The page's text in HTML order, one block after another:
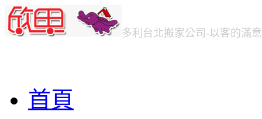
多利台北搬家公司 -以客的滿
首頁